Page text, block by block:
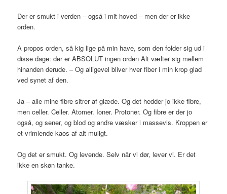
Der er smukt i verden – også i mit hoved – men der er ikke
orden.
A propos orden, så kig lige på min have, som den folder sig ud i
disse dage: der er ABSOLUT ingen orden Alt vælter sig mellem
hinanden derude. – Og alligevel bliver hver fiber i min krop glad
ved synet af den.
Ja – alle mine fibre sitrer af glæde. Og det hedder jo ikke fibre,
men celler. Celler. Atomer. Ioner. Protoner. Og fibre er der jo
også, og sener, og blod og andre væsker i massevis. Kroppen er
et vrimlende kaos af alt muligt.
Og det er smukt. Og levende. Selv når vi dør, lever vi. Er det
ikke en skøn tanke.